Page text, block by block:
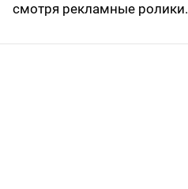
смотря рекламные ролики.